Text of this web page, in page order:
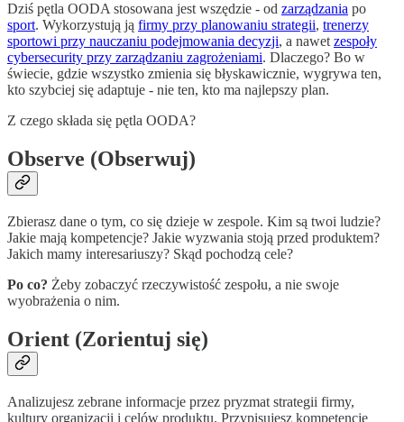
Dziś pętla OODA stosowana jest wszędzie - od zarządzania po
sport. Wykorzystują ją firmy przy planowaniu strategii, trenerzy
sportowi przy nauczaniu podejmowania decyzji, a nawet zespoły
cybersecurity przy zarządzaniu zagrożeniami. Dlaczego? Bo w
świecie, gdzie wszystko zmienia się błyskawicznie, wygrywa ten,
kto szybciej się adaptuje - nie ten, kto ma najlepszy plan.
Z czego składa się pętla OODA?
Observe (Obserwuj)
Zbierasz dane o tym, co się dzieje w zespole. Kim są twoi ludzie?
Jakie mają kompetencje? Jakie wyzwania stoją przed produktem?
Jakich mamy interesariuszy? Skąd pochodzą cele?
Po co? Żeby zobaczyć rzeczywistość zespołu, a nie swoje
wyobrażenia o nim.
Orient (Zorientuj się)
Analizujesz zebrane informacje przez pryzmat strategii firmy,
kultury organizacji i celów produktu. Przypisujesz kompetencje